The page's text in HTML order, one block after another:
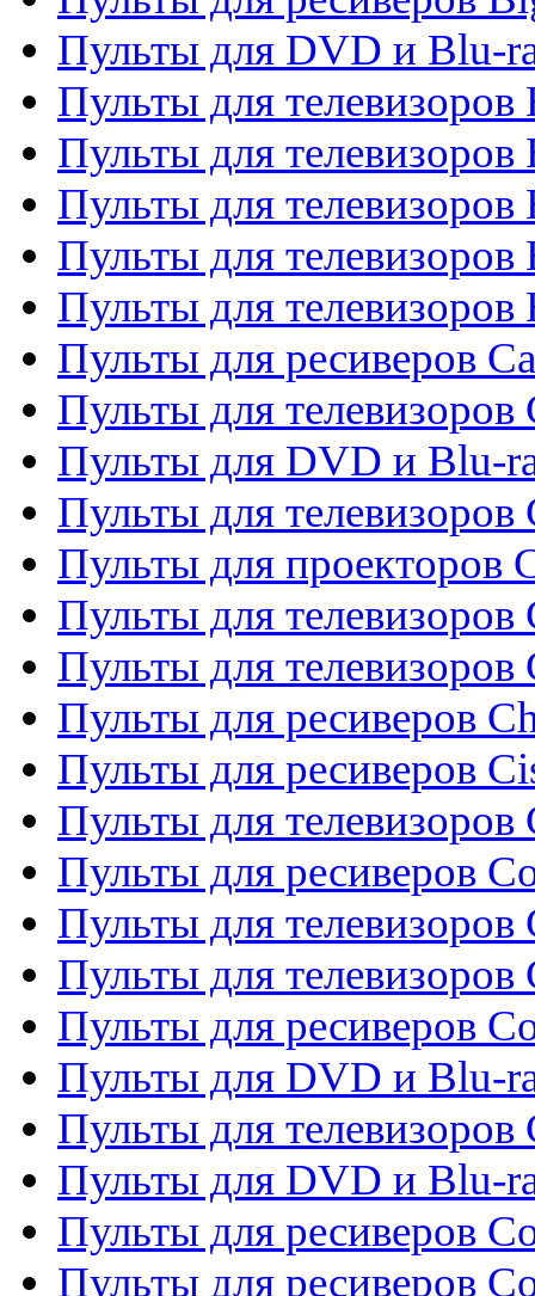
Пульты для DVD и Blu-
Пульты для телевизоров
Пульты для телевизоров
Пульты для телевизоров
Пульты для телевизоров
Пульты для телевизоров
Пульты для ресиверов
Пульты для телевизоров
Пульты для DVD и Blu-
Пульты для телевизоров
Пульты для проекторов
Пульты для телевизоров
Пульты для телевизоров
Пульты для ресиверов
Пульты для ресиверов
Пульты для телевизоров
Пульты для ресиверов
Пульты для телевизоров
Пульты для телевизоров
Пульты для ресиверов
Пульты для DVD и Blu-
Пульты для телевизоров
Пульты для DVD и Blu-
Пульты для ресиверов
Пульты для ресиверов